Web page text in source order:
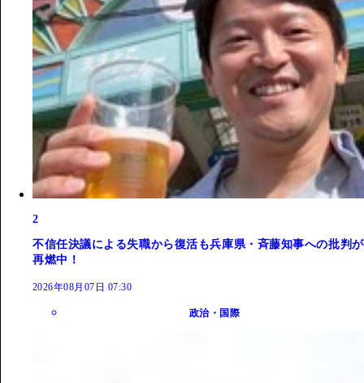
2
不信任決議による失職から復活も兵庫県・斉藤知事への批判が
再燃中！
2026年08月07日 07:30
政治・国際